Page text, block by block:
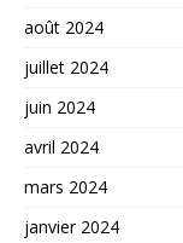
août 2024
juillet 2024
juin 2024
avril 2024
mars 2024
janvier 2024